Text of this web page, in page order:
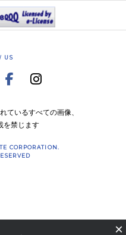
US
ているすべての画像、
を禁じます
CORPORATION.
×